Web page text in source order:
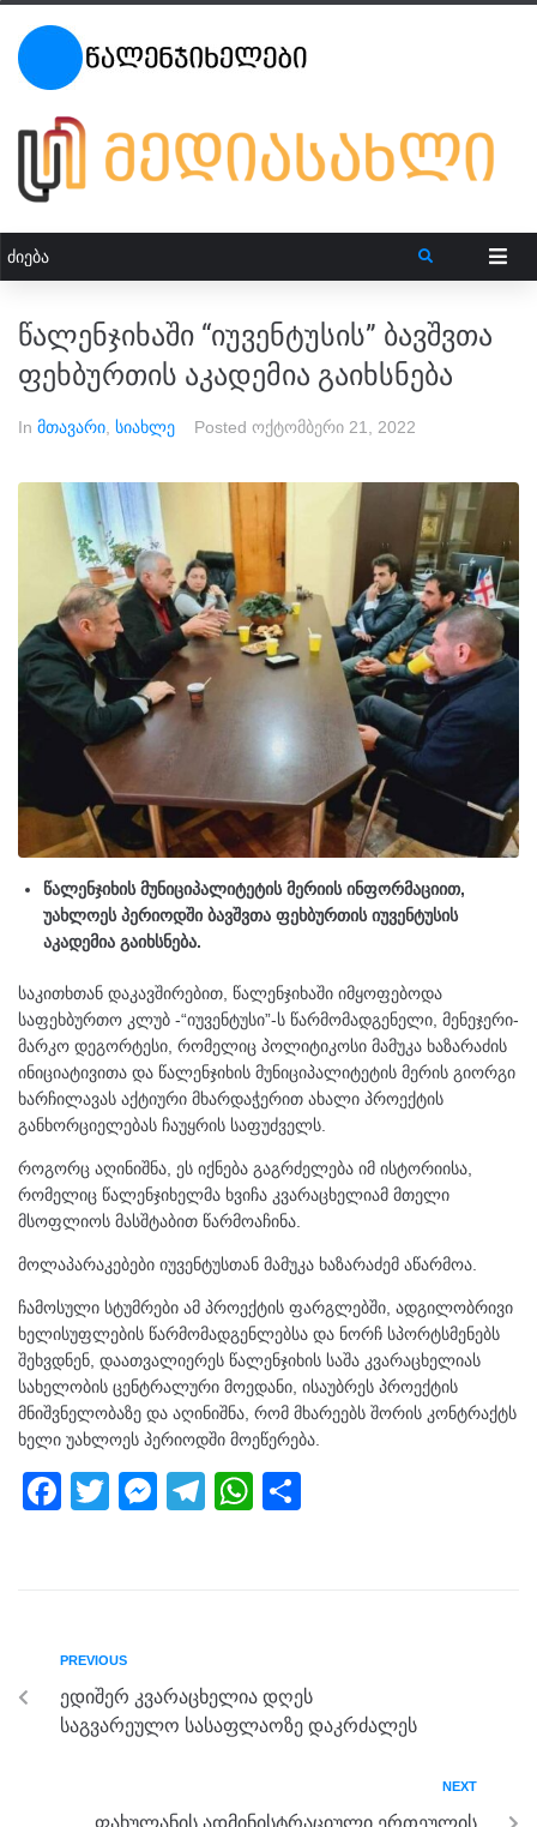
წალენჯიხაში “იუვენტუსის” ბავშვთა
ფეხბურთის აკადემია გაიხსნება
In მთავარი სიახლე Posted ოქტომბერი 21, 2022
წალენჯიხის მუნიციპალიტეტის მერიის ინფორმაციით,
უახლოეს პერიოდში ბავშვთა ფეხბურთის იუვენტუსის
აკადემია გაიხსნება.
საკითხთან დაკავშირებით, წალენჯიხაში იმყოფებოდა
საფეხბურთო კლუბ -“იუვენტუსი”-ს წარმომადგენელი, მენეჯერი-
მარკო დეგორტესი, რომელიც პოლიტიკოსი მამუკა ხაზარაძის
ინიციატივითა და წალენჯიხის მუნიციპალიტეტის მერის გიორგი
ხარჩილავას აქტიური მხარდაჭერით ახალი პროექტის
განხორციელებას ჩაუყრის საფუძველს.
როგორც აღინიშნა, ეს იქნება გაგრძელება იმ ისტორიისა,
რომელიც წალენჯიხელმა ხვიჩა კვარაცხელიამ მთელი
მსოფლიოს მასშტაბით წარმოაჩინა.
მოლაპარაკებები იუვენტუსთან მამუკა ხაზარაძემ აწარმოა.
ჩამოსული სტუმრები ამ პროექტის ფარგლებში, ადგილობრივი
ხელისუფლების წარმომადგენლებსა და ნორჩ სპორტსმენებს
შეხვდნენ, დაათვალიერეს წალენჯიხის საშა კვარაცხელიას
სახელობის ცენტრალური მოედანი, ისაუბრეს პროექტის
მნიშვნელობაზე და აღინიშნა, რომ მხარეებს შორის კონტრაქტს
ხელი უახლოეს პერიოდში მოეწერება.
F
b
o
o
T
M
g
er
T
m
W
p
p
PREVIOUS
ედიშერ კვარაცხელია დღეს
საგვარეულო სასაფლაოზე დაკრძალეს
NEXT